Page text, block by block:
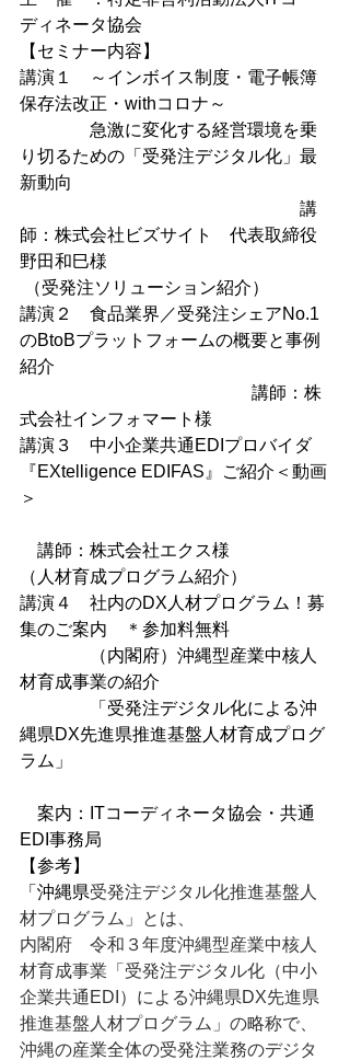
ディネータ協会
【セミナー内容】
講演１
～インボイス制度・電子帳簿
保存法改正・withコロナ～
急激に変化する経営環境を乗
り切るための「受発注デジタル化」最
新動向
講
師：株式会社ビズサイト　代表取締役
野田和巳様
（受発注ソリューション紹介）
講演２
食品業界／受発注シェアNo.1
のBtoBプラットフォームの概要と事例
紹介
式会社インフォマート様
講演３
中小企業共通EDIプロバイダ
『EXtelligence EDIFAS』ご紹介＜動画
＞
講師：株式会社エクス様
（人材育成プログラム紹介）
講演４
社内のDX人材プログラム！募
集のご案内　＊参加料無料
（内閣府）沖縄型産業中核人
材育成事業の紹介
「受発注デジタル化による沖
縄県DX先進県推進基盤人材育成プログ
ラム」
案内：ITコーディネータ協会・共通
EDI事務局
【参考】
「沖縄県受発注デジタル化推進基盤人
材プログラム」とは、
内閣府　令和３年度沖縄型産業中核人
材育成事業「受発注デジタル化（中小
企業共通EDI）による沖縄県DX先進県
推進基盤人材プログラム」の略称で、
沖縄の産業全体の受発注業務のデジタ